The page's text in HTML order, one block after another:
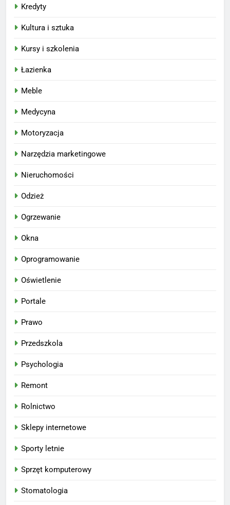
Kredyty
Kultura i sztuka
Kursy i szkolenia
Łazienka
Meble
Medycyna
Motoryzacja
Narzędzia marketingowe
Nieruchomości
Odzież
Ogrzewanie
Okna
Oprogramowanie
Oświetlenie
Portale
Prawo
Przedszkola
Psychologia
Remont
Rolnictwo
Sklepy internetowe
Sporty letnie
Sprzęt komputerowy
Stomatologia